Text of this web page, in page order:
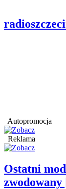
Autopromocja
Reklama
Ostatni